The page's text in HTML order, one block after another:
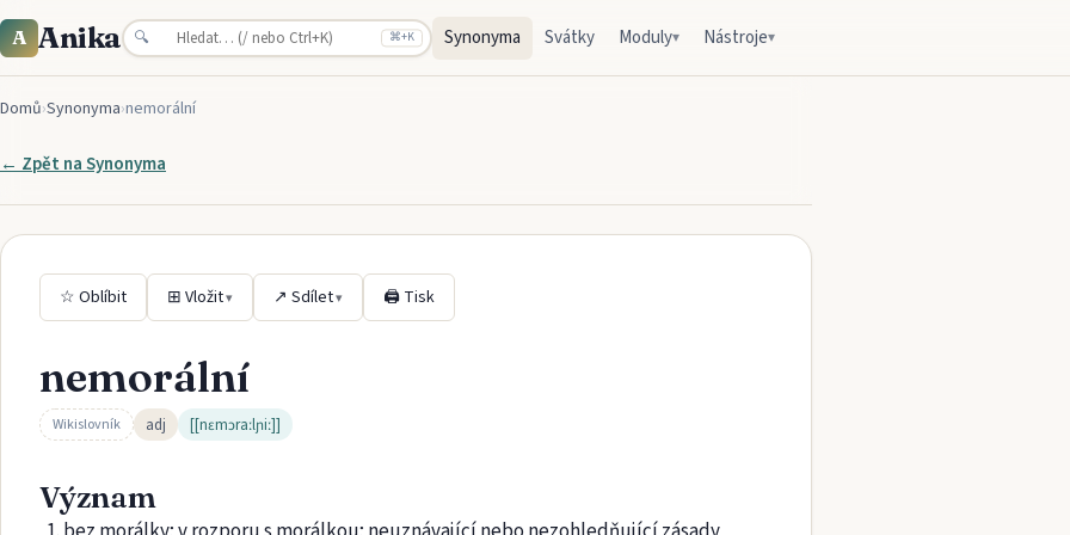
A Anika 🔍 ⌘+K Synonyma Svátky Moduly▾ Nástroje▾
Domů›Synonyma›nemorální
← Zpět naSynonyma
☆ Oblíbit ⊞ Vložit▾ ↗ Sdílet▾ 🖨 Tisk
nemorální
Wikislovník adj [[nɛmɔraːlɲiː]]
Význam